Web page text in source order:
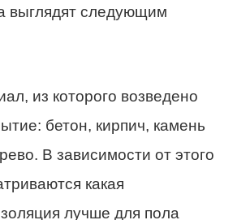
выглядят следующим
из которого возведено
бетон, кирпич, камень
В зависимости от этого
какая
лучше для пола